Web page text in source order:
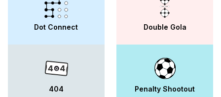
Dot Connect Double Gola
404 Penalty Shootout